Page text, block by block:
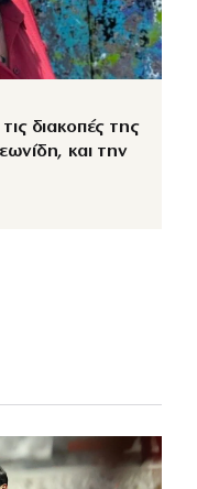
διακοπές της
και την